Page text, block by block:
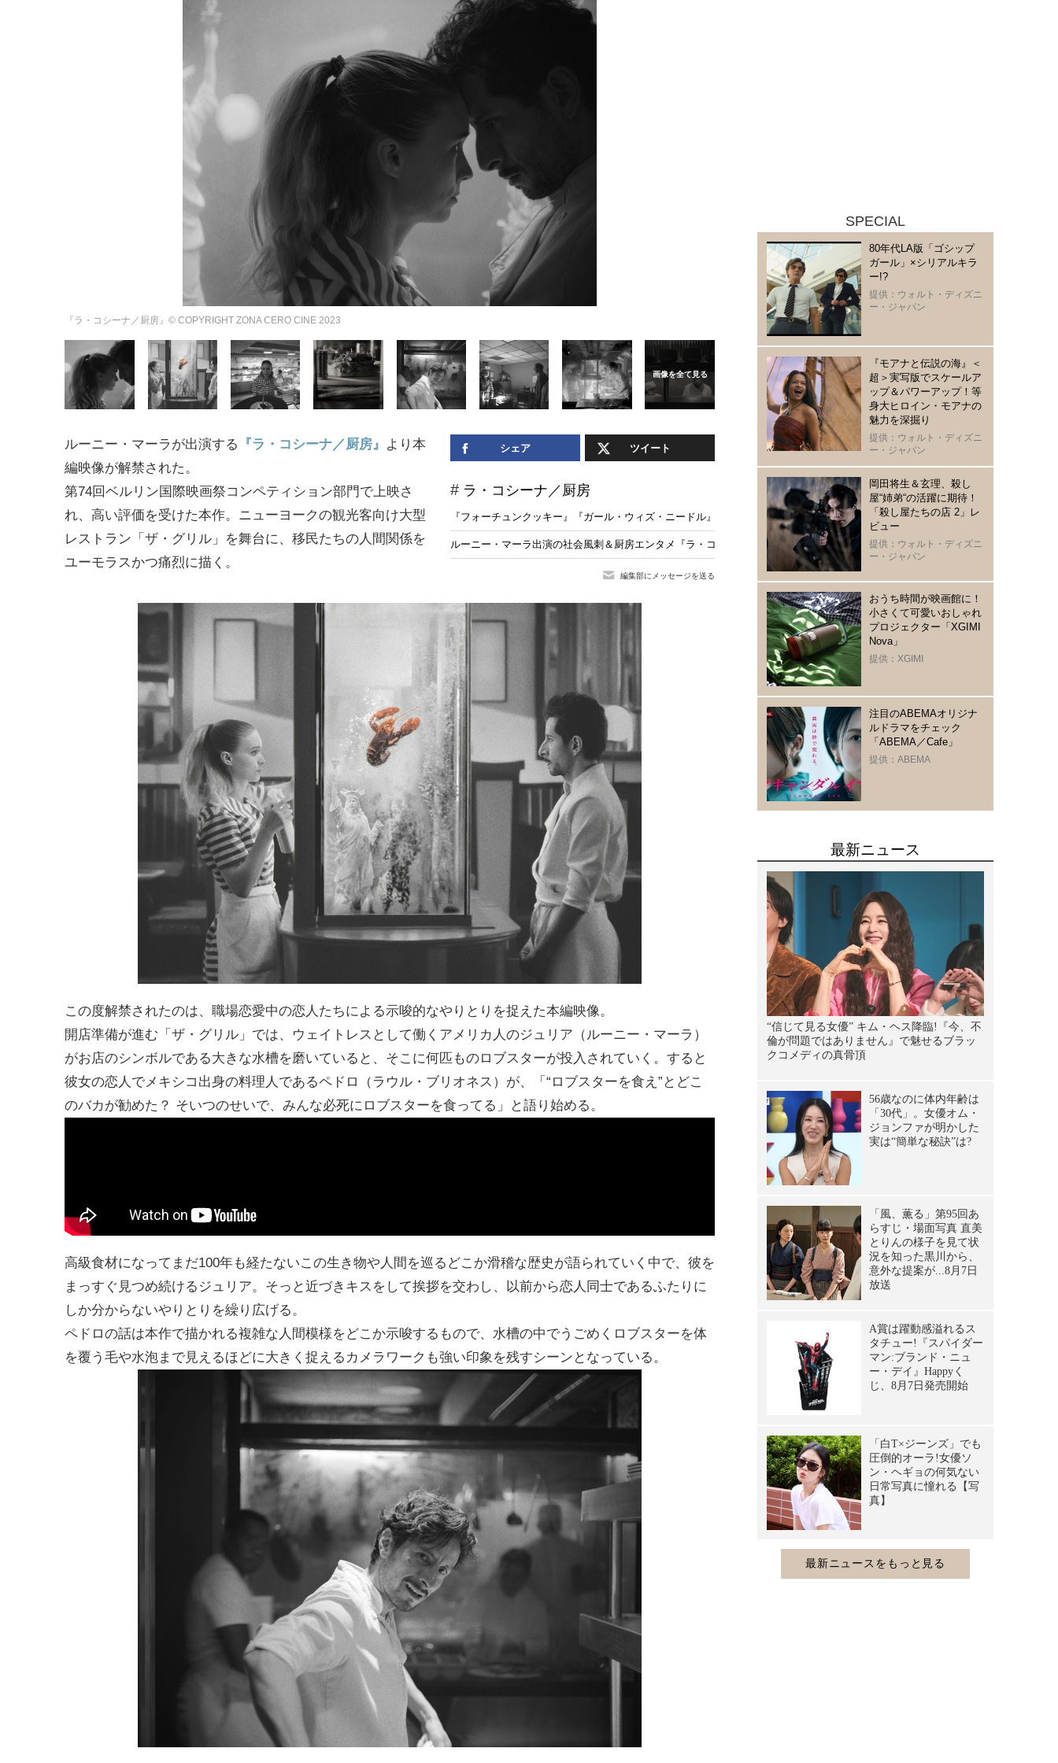
『ラ・コシーナ／厨房』© COPYRIGHT ZONA CERO CINE 2023
シェア ツイート
ラ・コシーナ／厨房
『フォーチュンクッキー』『ガール・ウィズ・ニードル』ほか、世界を賑わす珠玉の新作モノクロ映画3選
ルーニー・マーラ出演の社会風刺＆厨房エンタメ『ラ・コシーナ／厨房』6月公開
編集部にメッセージを送る
ルーニー・マーラが出演する 『ラ・コシーナ／厨房』 より本
編映像が解禁された。
第74回ベルリン国際映画祭コンペティション部門で上映さ
れ、高い評価を受けた本作。ニューヨークの観光客向け大型
レストラン「ザ・グリル」を舞台に、移民たちの人間関係を
ユーモラスかつ痛烈に描く。
この度解禁されたのは、職場恋愛中の恋人たちによる示唆的なやりとりを捉えた本編映像。
開店準備が進む「ザ・グリル」では、ウェイトレスとして働くアメリカ人のジュリア（ルーニー・マーラ）
がお店のシンボルである大きな水槽を磨いていると、そこに何匹ものロブスターが投入されていく。すると
彼女の恋人でメキシコ出身の料理人であるペドロ（ラウル・ブリオネス）が、「“ロブスターを食え”とどこ
のバカが勧めた？ そいつのせいで、みんな必死にロブスターを食ってる」と語り始める。
高級食材になってまだ100年も経たないこの生き物や人間を巡るどこか滑稽な歴史が語られていく中で、彼を
まっすぐ見つめ続けるジュリア。そっと近づきキスをして挨拶を交わし、以前から恋人同士であるふたりに
しか分からないやりとりを繰り広げる。
ペドロの話は本作で描かれる複雑な人間模様をどこか示唆するもので、水槽の中でうごめくロブスターを体
を覆う毛や水泡まで見えるほどに大きく捉えるカメラワークも強い印象を残すシーンとなっている。
SPECIAL
80年代LA版「ゴシップ
ガール」×シリアルキラ
ー!?
提供：ウォルト・ディズニ
ー・ジャパン
『モアナと伝説の海』＜
超＞実写版でスケールア
ップ＆パワーアップ！等
身大ヒロイン・モアナの
魅力を深掘り
提供：ウォルト・ディズニ
ー・ジャパン
岡田将生＆玄理、殺し
屋“姉弟“の活躍に期待！
「殺し屋たちの店 2」レ
ビュー
提供：ウォルト・ディズニ
ー・ジャパン
おうち時間が映画館に！
小さくて可愛いおしゃれ
プロジェクター「XGIMI
Nova」
提供：XGIMI
注目のABEMAオリジナ
ルドラマをチェック
「ABEMA／Cafe」
提供：ABEMA